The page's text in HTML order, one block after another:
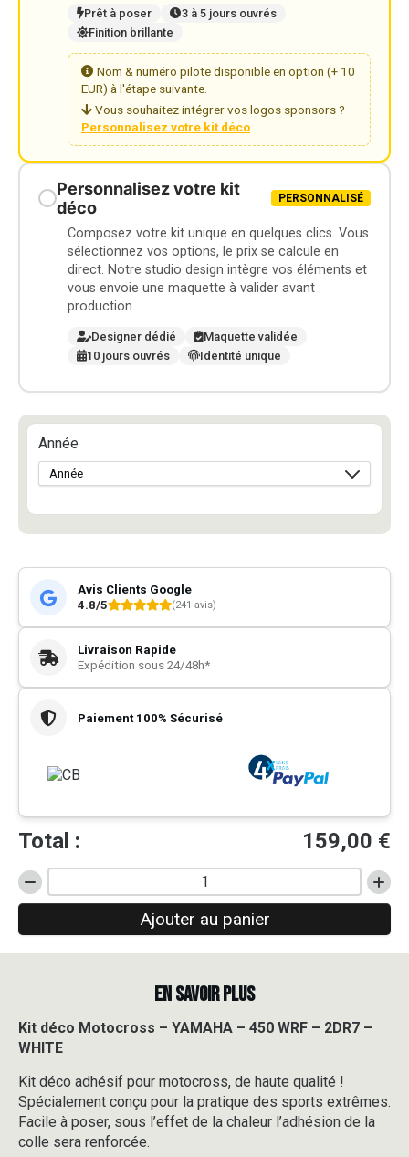
Prêt à poser
3 à 5 jours ouvrés
Finition brillante
Nom & numéro pilote disponible en option (+ 10
EUR) à l'étape suivante.
Vous souhaitez intégrer vos logos sponsors ?
Personnalisez votre kit déco
Personnalisez votre kit
déco
PERSONNALISÉ
Composez votre kit unique en quelques clics. Vous
sélectionnez vos options, le prix se calcule en
direct. Notre studio design intègre vos éléments et
vous envoie une maquette à valider avant
production.
Designer dédié
Maquette validée
10 jours ouvrés
Identité unique
Année
Avis Clients Google
4.8/5
(241 avis)
Livraison Rapide
Expédition sous 24/48h*
Paiement 100% Sécurisé
Total : 159,00 €
quantité
de
Motocross
450
WRF
2DR7
-
WHITE
Ajouter au panier
EN SAVOIR PLUS
Kit déco Motocross – YAMAHA – 450 WRF – 2DR7 –
WHITE
Kit déco adhésif pour motocross, de haute qualité !
Spécialement conçu pour la pratique des sports extrêmes.
Facile à poser, sous l’effet de la chaleur l’adhésion de la
colle sera renforcée.